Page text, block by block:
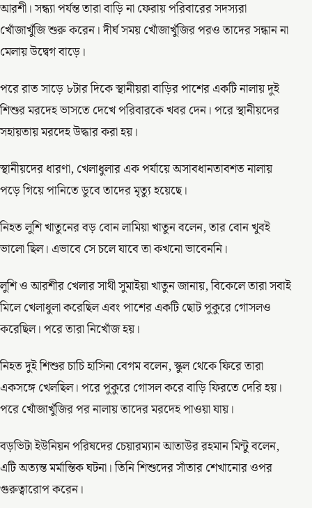
আরশী। সন্ধ্যা পর্যন্ত তারা বাড়ি না ফেরায় পরিবারের সদস্যরা
খোঁজাখুঁজি শুরু করেন। দীর্ঘ সময় খোঁজাখুঁজির পরও তাদের সন্ধান না
মেলায় উদ্বেগ বাড়ে।
পরে রাত সাড়ে ৮টার দিকে স্থানীয়রা বাড়ির পাশের একটি নালায় দুই
শিশুর মরদেহ ভাসতে দেখে পরিবারকে খবর দেন। পরে স্থানীয়দের
সহায়তায় মরদেহ উদ্ধার করা হয়।
স্থানীয়দের ধারণা, খেলাধুলার এক পর্যায়ে অসাবধানতাবশত নালায়
পড়ে গিয়ে পানিতে ডুবে তাদের মৃত্যু হয়েছে।
নিহত লুশি খাতুনের বড় বোন লামিয়া খাতুন বলেন, তার বোন খুবই
ভালো ছিল। এভাবে সে চলে যাবে তা কখনো ভাবেননি।
লুশি ও আরশীর খেলার সাথী সুমাইয়া খাতুন জানায়, বিকেলে তারা সবাই
মিলে খেলাধুলা করেছিল এবং পাশের একটি ছোট পুকুরে গোসলও
করেছিল। পরে তারা নিখোঁজ হয়।
নিহত দুই শিশুর চাচি হাসিনা বেগম বলেন, স্কুল থেকে ফিরে তারা
একসঙ্গে খেলছিল। পরে পুকুরে গোসল করে বাড়ি ফিরতে দেরি হয়।
পরে খোঁজাখুঁজির পর নালায় তাদের মরদেহ পাওয়া যায়।
বড়ভিটা ইউনিয়ন পরিষদের চেয়ারম্যান আতাউর রহমান মিন্টু বলেন,
এটি অত্যন্ত মর্মান্তিক ঘটনা। তিনি শিশুদের সাঁতার শেখানোর ওপর
গুরুত্বারোপ করেন।